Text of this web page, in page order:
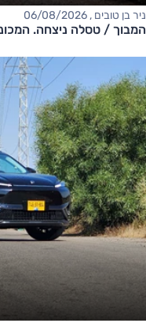
ניר בן טובים , 06/08/2026
המבוך / טסלה ניצחה.